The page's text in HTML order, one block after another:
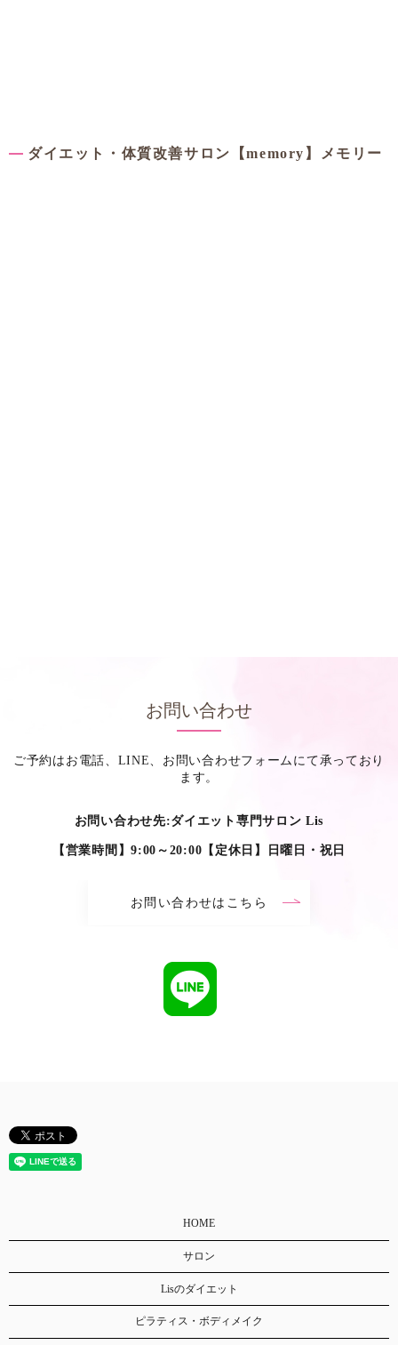
ダイエット・体質改善サロン【memory】メモリー
お問い合わせ
ご予約はお電話、LINE、お問い合わせフォームにて承っており
ます。
お問い合わせ先:ダイエット専門サロン Lis
【営業時間】9:00～20:00【定休日】日曜日・祝日
お問い合わせはこちら
HOME
サロン
Lisのダイエット
ピラティス・ボディメイク